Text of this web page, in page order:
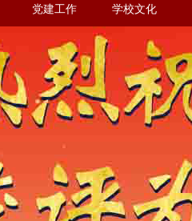
党建工作 学校文化